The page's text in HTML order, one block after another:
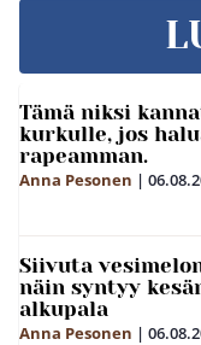
Tämä niksi
kurkulle, jos
rapeamman.
Anna Pesonen |
Siivuta
näin syntyy
alkupala
Anna Pesonen |